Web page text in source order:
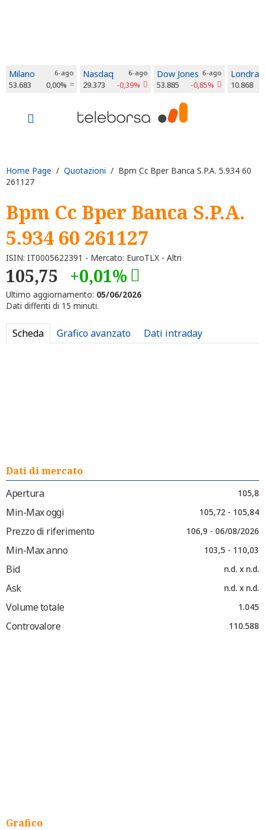
Milano 6-ago
53.683 0,00%
Nasdaq 6-ago
29.373 -0,39%
Dow Jones 6-ago
53.885 -0,85%
Londra
10.868
Home Page / Quotazioni / Bpm Cc Bper Banca S.P.A. 5.934 60
261127
Bpm Cc Bper Banca S.P.A.
5.934 60 261127
ISIN: IT0005622391 - Mercato: EuroTLX - Altri
105,75 +0,01%
Ultimo aggiornamento: 05/06/2026
Dati differiti di 15 minuti.
Scheda Grafico avanzato Dati intraday
Dati di mercato
Apertura
105,8
Min-Max oggi 105,72 - 105,84
Prezzo di riferimento 106,9 - 06/08/2026
Min-Max anno 103,5 - 110,03
Bid n.d. x n.d.
Ask n.d. x n.d.
Volume totale 1.045
Controvalore 110.588
Grafico